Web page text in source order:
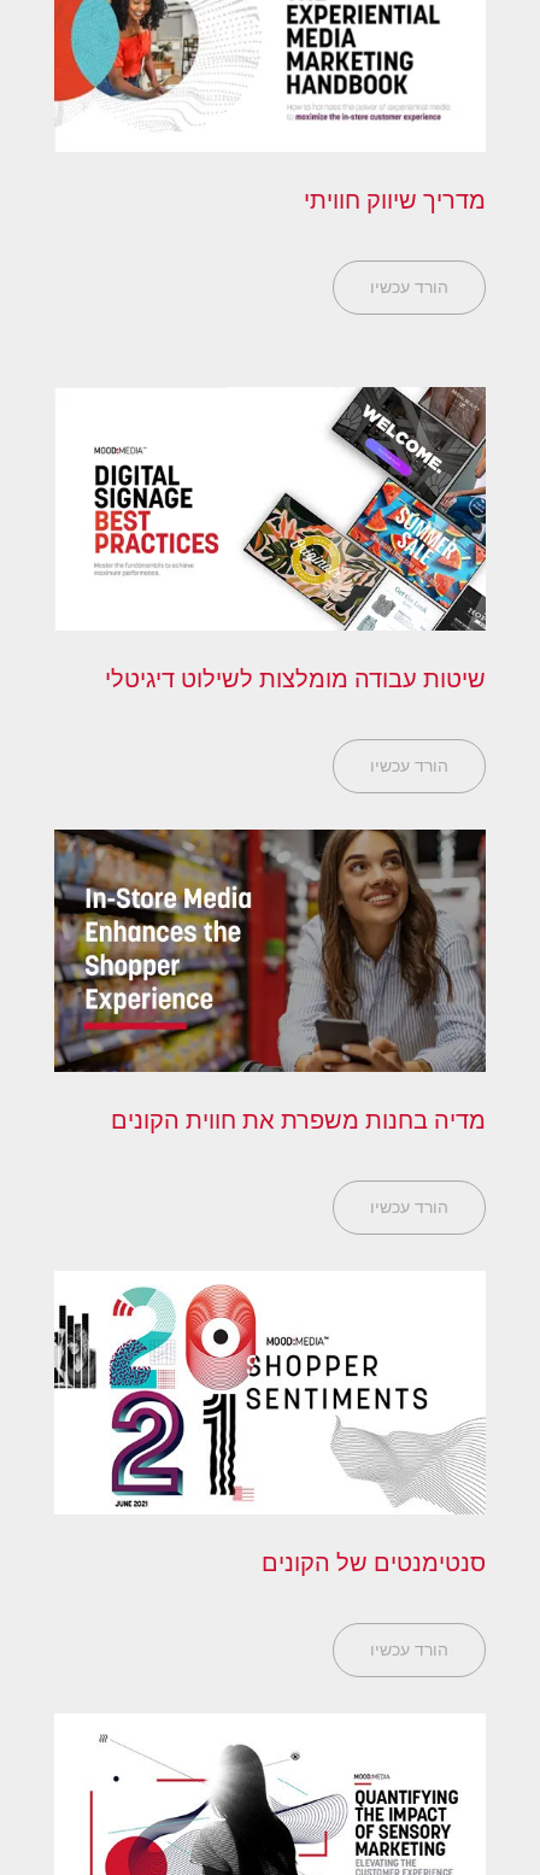
מדריך שיווק חוויתי
הורד עכשיו
שיטות עבודה מומלצות לשילוט דיגיטלי
הורד עכשיו
מדיה בחנות משפרת את חווית הקונים
הורד עכשיו
סנטימנטים של הקונים
הורד עכשיו